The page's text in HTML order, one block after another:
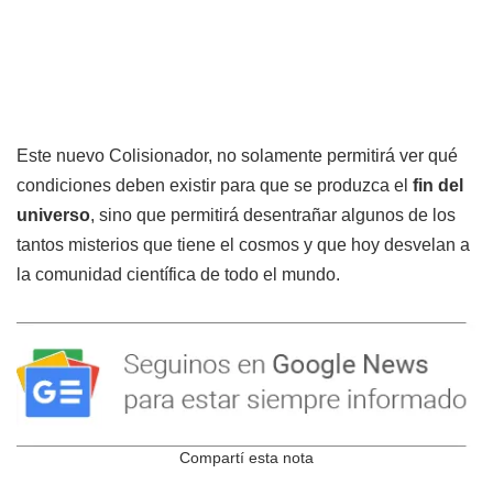
Este nuevo Colisionador, no solamente permitirá ver qué
condiciones deben existir para que se produzca el fin del
universo, sino que permitirá desentrañar algunos de los
tantos misterios que tiene el cosmos y que hoy desvelan a
la comunidad científica de todo el mundo.